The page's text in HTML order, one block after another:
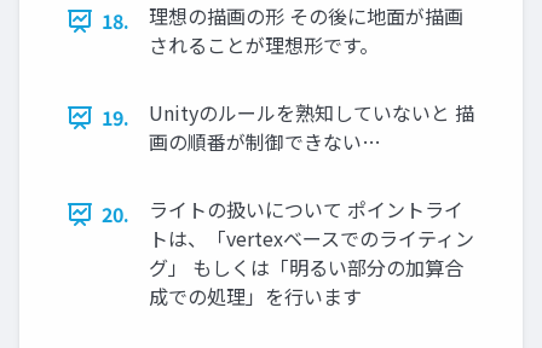
18.
理想の描画の形 その後に地面が描画
されることが理想形です。
19.
Unityのルールを熟知していないと 描
画の順番が制御できない…
20.
ライトの扱いについて ポイントライ
トは、「vertexベースでのライティン
グ」 もしくは「明るい部分の加算合
成での処理」を行います